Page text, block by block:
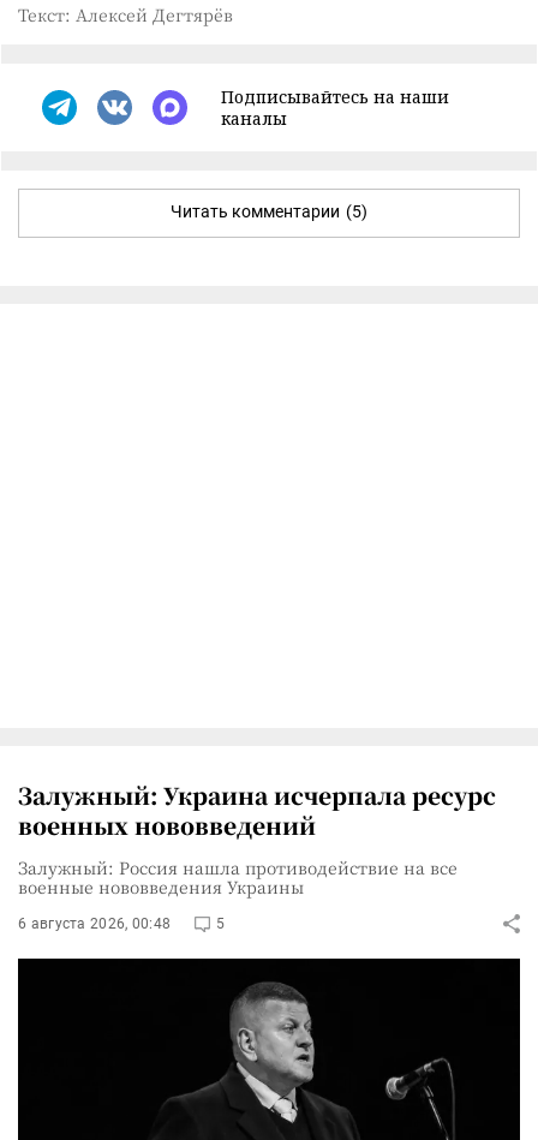
Текст: Алексей Дегтярёв
Подписывайтесь на наши
каналы
Читать комментарии (5)
Залужный: Украина исчерпала ресурс
военных нововведений
Залужный: Россия нашла противодействие на все
военные нововведения Украины
6 августа 2026, 00:48 5